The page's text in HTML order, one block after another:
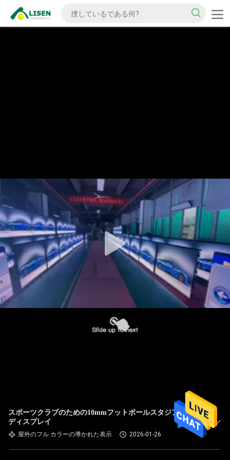
スポーツクラブのための10mmフットボールスタジアムLED
ディスプレイ
屋外のフル カラーの導かれた表示 2026-01-26